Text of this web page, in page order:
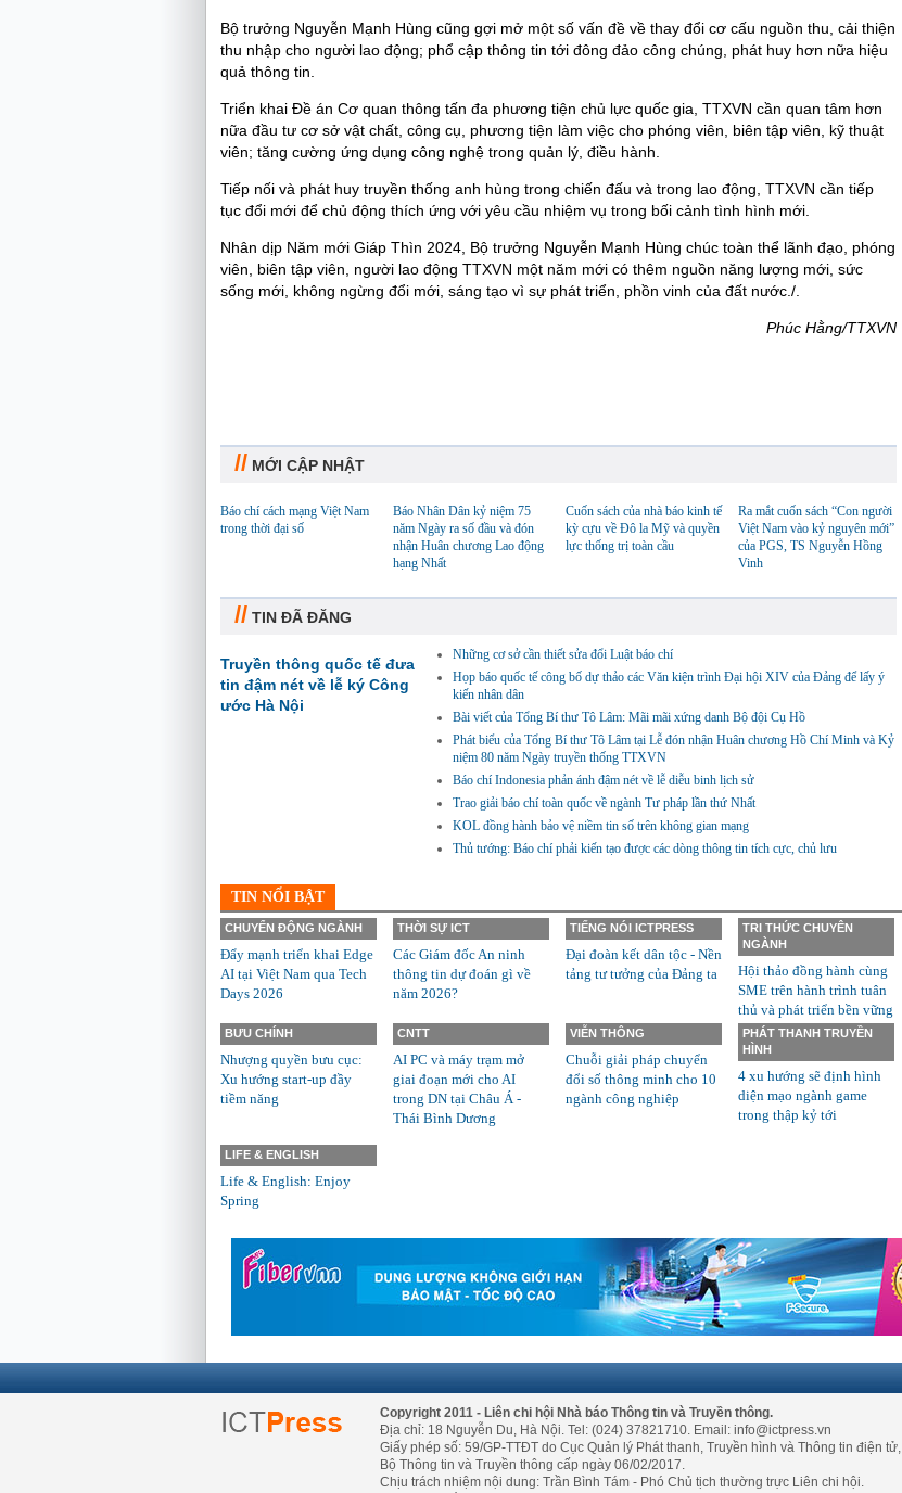
Bộ trưởng Nguyễn Mạnh Hùng cũng gợi mở một số vấn đề về thay đổi cơ cấu nguồn thu, cải thiện
thu nhập cho người lao động; phổ cập thông tin tới đông đảo công chúng, phát huy hơn nữa hiệu
quả thông tin.
Triển khai Đề án Cơ quan thông tấn đa phương tiện chủ lực quốc gia, TTXVN cần quan tâm hơn
nữa đầu tư cơ sở vật chất, công cụ, phương tiện làm việc cho phóng viên, biên tập viên, kỹ thuật
viên; tăng cường ứng dụng công nghệ trong quản lý, điều hành.
Tiếp nối và phát huy truyền thống anh hùng trong chiến đấu và trong lao động, TTXVN cần tiếp
tục đổi mới để chủ động thích ứng với yêu cầu nhiệm vụ trong bối cảnh tình hình mới.
Nhân dịp Năm mới Giáp Thìn 2024, Bộ trưởng Nguyễn Mạnh Hùng chúc toàn thể lãnh đạo, phóng
viên, biên tập viên, người lao động TTXVN một năm mới có thêm nguồn năng lượng mới, sức
sống mới, không ngừng đổi mới, sáng tạo vì sự phát triển, phồn vinh của đất nước./.
Phúc Hằng/TTXVN
// MỚI CẬP NHẬT
Báo chí cách mạng Việt Nam
trong thời đại số
Báo Nhân Dân kỷ niệm 75
năm Ngày ra số đầu và đón
nhận Huân chương Lao động
hạng Nhất
Cuốn sách của nhà báo kinh tế
kỳ cựu về Đô la Mỹ và quyền
lực thống trị toàn cầu
Ra mắt cuốn sách “Con người
Việt Nam vào kỷ nguyên mới”
của PGS, TS Nguyễn Hồng
Vinh
// TIN ĐÃ ĐĂNG
Truyền thông quốc tế đưa
tin đậm nét về lễ ký Công
ước Hà Nội
Những cơ sở cần thiết sửa đổi Luật báo chí
Họp báo quốc tế công bố dự thảo các Văn kiện trình Đại hội XIV của Đảng để lấy ý
kiến nhân dân
Bài viết của Tổng Bí thư Tô Lâm: Mãi mãi xứng danh Bộ đội Cụ Hồ
Phát biểu của Tổng Bí thư Tô Lâm tại Lễ đón nhận Huân chương Hồ Chí Minh và Kỷ
niệm 80 năm Ngày truyền thống TTXVN
Báo chí Indonesia phản ánh đậm nét về lễ diễu binh lịch sử
Trao giải báo chí toàn quốc về ngành Tư pháp lần thứ Nhất
KOL đồng hành bảo vệ niềm tin số trên không gian mạng
Thủ tướng: Báo chí phải kiến tạo được các dòng thông tin tích cực, chủ lưu
TIN NỔI BẬT
CHUYỂN ĐỘNG NGÀNH
Đẩy mạnh triển khai Edge
AI tại Việt Nam qua Tech
Days 2026
THỜI SỰ ICT
Các Giám đốc An ninh
thông tin dự đoán gì về
năm 2026?
TIẾNG NÓI ICTPRESS
Đại đoàn kết dân tộc - Nền
tảng tư tưởng của Đảng ta
TRI THỨC CHUYÊN
NGÀNH
Hội thảo đồng hành cùng
SME trên hành trình tuân
thủ và phát triển bền vững
BƯU CHÍNH
Nhượng quyền bưu cục:
Xu hướng start-up đầy
tiềm năng
CNTT
AI PC và máy trạm mở
giai đoạn mới cho AI
trong DN tại Châu Á -
Thái Bình Dương
VIỄN THÔNG
Chuỗi giải pháp chuyển
đổi số thông minh cho 10
ngành công nghiệp
PHÁT THANH TRUYỀN
HÌNH
4 xu hướng sẽ định hình
diện mạo ngành game
trong thập kỷ tới
LIFE & ENGLISH
Life & English: Enjoy
Spring
Copyright 2011 - Liên chi hội Nhà báo Thông tin và Truyền thông.
Địa chỉ: 18 Nguyễn Du, Hà Nội. Tel: (024) 37821710. Email: info@ictpress.vn
Giấy phép số: 59/GP-TTĐT do Cục Quản lý Phát thanh, Truyền hình và Thông tin điện tử,
Bộ Thông tin và Truyền thông cấp ngày 06/02/2017.
Chịu trách nhiệm nội dung: Trần Bình Tám - Phó Chủ tịch thường trực Liên chi hội.